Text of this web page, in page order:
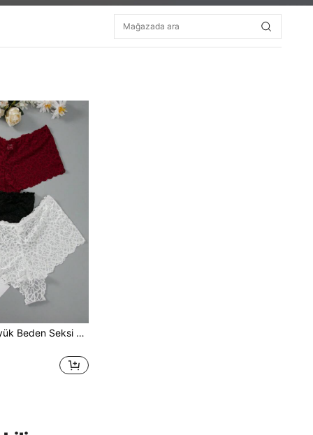
3 Adet/Takım Büyük Beden Seksi Dantel Külot, Fantezi Zarif Serisi İç Çamaşırı